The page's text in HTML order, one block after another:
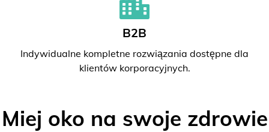
B2B
Indywidualne kompletne rozwiązania dostępne dla
klientów korporacyjnych.
Miej oko na swoje zdrowie